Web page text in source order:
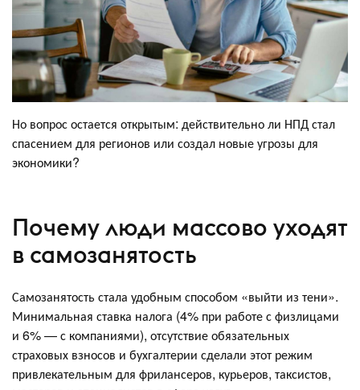
Но вопрос остается открытым: действительно ли НПД стал
спасением для регионов или создал новые угрозы для
экономики?
Почему люди массово уходят
в самозанятость
Самозанятость стала удобным способом «выйти из тени».
Минимальная ставка налога (4% при работе с физлицами
и 6% — с компаниями), отсутствие обязательных
страховых взносов и бухгалтерии сделали этот режим
привлекательным для фрилансеров, курьеров, таксистов,